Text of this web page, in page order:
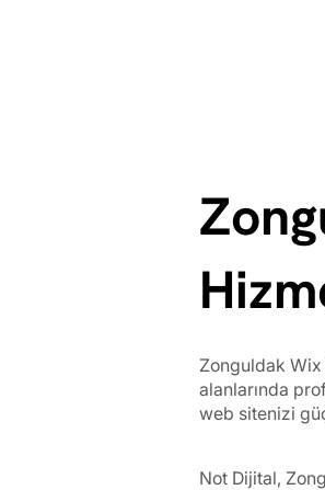
Zonguldak
alanlarında
web sitenizi
Not Dijital,